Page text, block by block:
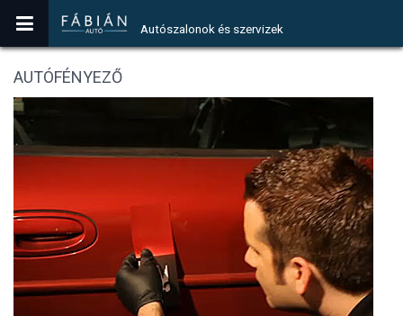
Autószalonok és szervizek
AUTÓFÉNYEZŐ